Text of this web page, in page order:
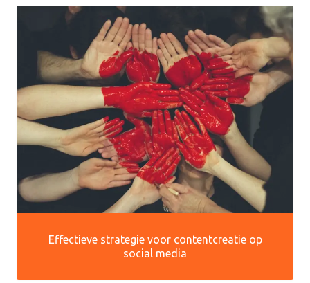
Effectieve strategie voor contentcreatie op
social media